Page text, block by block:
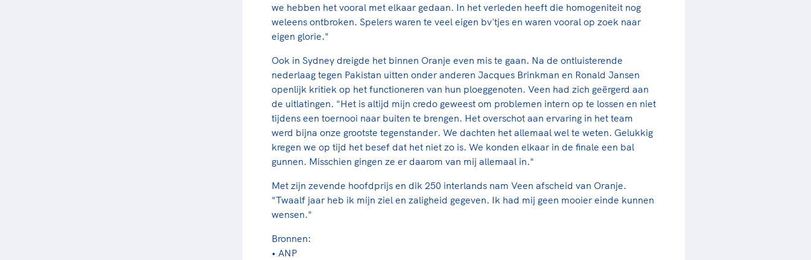
we hebben het vooral met elkaar gedaan. In het verleden heeft die homogeniteit nog
weleens ontbroken. Spelers waren te veel eigen bv'tjes en waren vooral op zoek naar
eigen glorie."
Ook in Sydney dreigde het binnen Oranje even mis te gaan. Na de ontluisterende
nederlaag tegen Pakistan uitten onder anderen Jacques Brinkman en Ronald Jansen
openlijk kritiek op het functioneren van hun ploeggenoten. Veen had zich geërgerd aan
de uitlatingen. "Het is altijd mijn credo geweest om problemen intern op te lossen en niet
tijdens een toernooi naar buiten te brengen. Het overschot aan ervaring in het team
werd bijna onze grootste tegenstander. We dachten het allemaal wel te weten. Gelukkig
kregen we op tijd het besef dat het niet zo is. We konden elkaar in de finale een bal
gunnen. Misschien gingen ze er daarom van mij allemaal in."
Met zijn zevende hoofdprijs en dik 250 interlands nam Veen afscheid van Oranje.
"Twaalf jaar heb ik mijn ziel en zaligheid gegeven. Ik had mij geen mooier einde kunnen
wensen."
Bronnen:
• ANP